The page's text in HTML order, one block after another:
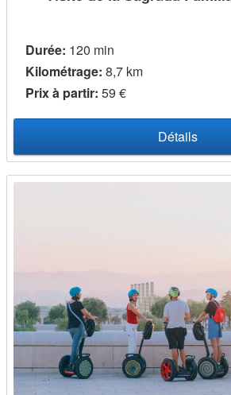
Durée: 120 min
Kilométrage: 8,7 km
Prix ​​à partir: 59 €
Détails